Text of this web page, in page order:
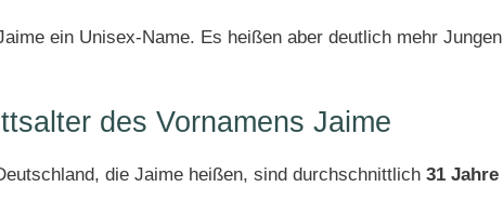
ein Unisex-Name. Es heißen aber deutlich mehr Jungen
des Vornamens Jaime
die Jaime heißen, sind durchschnittlich 31 Jahre